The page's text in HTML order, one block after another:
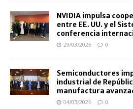
NVIDIA impulsa
entre EE. UU. y el
conferencia
29/03/2026 0
Semiconductores
industrial de
manufactura
04/03/2026 0